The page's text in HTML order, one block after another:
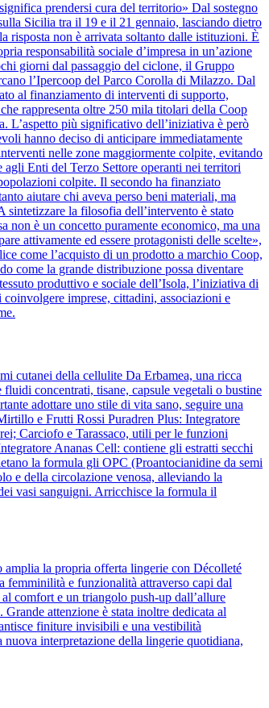
prendersi cura del territorio» Dal sostegno
Sicilia tra il 19 e il 21 gennaio, lasciando dietro
risposta non è arrivata soltanto dalle istituzioni. È
responsabilità sociale d’impresa in un’azione
giorni dal passaggio del ciclone, il Gruppo
l’Ipercoop del Parco Corolla di Milazzo. Dal
al finanziamento di interventi di supporto,
rappresenta oltre 250 mila titolari della Coop
L’aspetto più significativo dell’iniziativa è però
hanno deciso di anticipare immediatamente
nelle zone maggiormente colpite, evitando
agli Enti del Terzo Settore operanti nei territori
colpite. Il secondo ha finanziato
aiutare chi aveva perso beni materiali, ma
sintetizzare la filosofia dell’intervento è stato
non è un concetto puramente economico, ma una
attivamente ed essere protagonisti delle scelte»,
come l’acquisto di un prodotto a marchio Coop,
come la grande distribuzione possa diventare
produttivo e sociale dell’Isola, l’iniziativa di
imprese, cittadini, associazioni e
cutanei della cellulite Da Erbamea, una ricca
concentrati, tisane, capsule vegetali o bustine
adottare uno stile di vita sano, seguire una
e Frutti Rossi Puradren Plus: Integratore
Carciofo e Tarassaco, utili per le funzioni
Ananas Cell: contiene gli estratti secchi
la formula gli OPC (Proantocianidine da semi
e della circolazione venosa, alleviando la
vasi sanguigni. Arricchisce la formula il
la propria offerta lingerie con Décolleté
femminilità e funzionalità attraverso capi dal
comfort e un triangolo push-up dall’allure
attenzione è stata inoltre dedicata al
finiture invisibili e una vestibilità
interpretazione della lingerie quotidiana,